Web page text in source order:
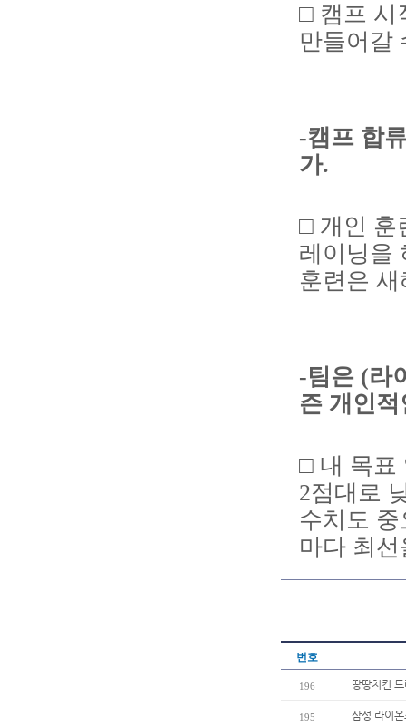
□ 캠프 시
만들어갈
-캠프 합
가.
□ 개인 훈
레이닝을
훈련은
-팀은 (라
즌 개인
□ 내 목표
2점대로
수치도
마다 최
번호
196 땅땅치킨
195 삼성 라이